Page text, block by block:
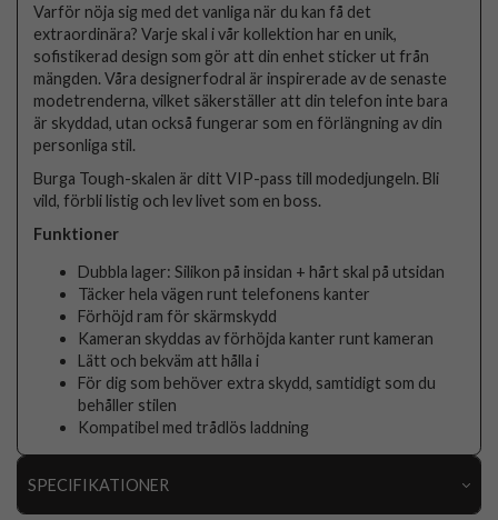
Varför nöja sig med det vanliga när du kan få det
extraordinära? Varje skal i vår kollektion har en unik,
sofistikerad design som gör att din enhet sticker ut från
mängden. Våra designerfodral är inspirerade av de senaste
modetrenderna, vilket säkerställer att din telefon inte bara
är skyddad, utan också fungerar som en förlängning av din
personliga stil.
Burga Tough-skalen är ditt VIP-pass till modedjungeln. Bli
vild, förbli listig och lev livet som en boss.
Funktioner
Dubbla lager: Silikon på insidan + hårt skal på utsidan
Täcker hela vägen runt telefonens kanter
Förhöjd ram för skärmskydd
Kameran skyddas av förhöjda kanter runt kameran
Lätt och bekväm att hålla i
För dig som behöver extra skydd, samtidigt som du
behåller stilen
Kompatibel med trådlös laddning
SPECIFIKATIONER